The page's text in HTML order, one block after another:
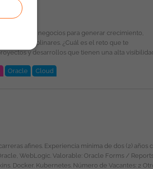
oferta de trabajo es publicada bajo la propiedad exclusiva de ticjob.co
religión, etnia, estado civil o cualquier otra
Oracle
Cloud